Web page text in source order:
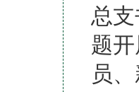
总
题
员